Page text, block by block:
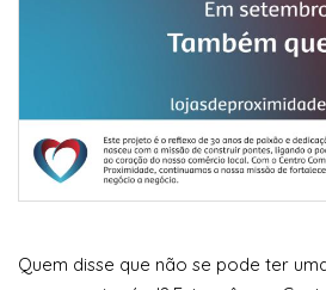
Quem disse que não se pode ter